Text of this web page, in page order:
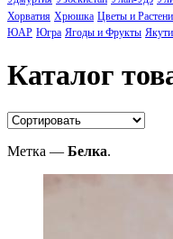
Хорватия Хрюшка Цветы и
ЮАР Югра Ягоды и Фрукты
Каталог
Метка — Белка.